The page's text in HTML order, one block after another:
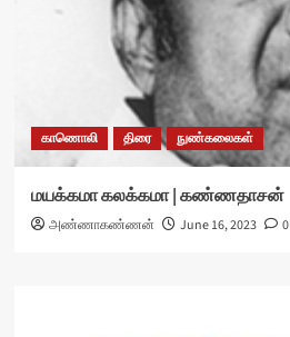
காணொலி திரை நுண்கலைகள்
மயக்கமா கலக்கமா | கண்ணதாசன்
அண்ணாகண்ணன் June 16, 2023 0